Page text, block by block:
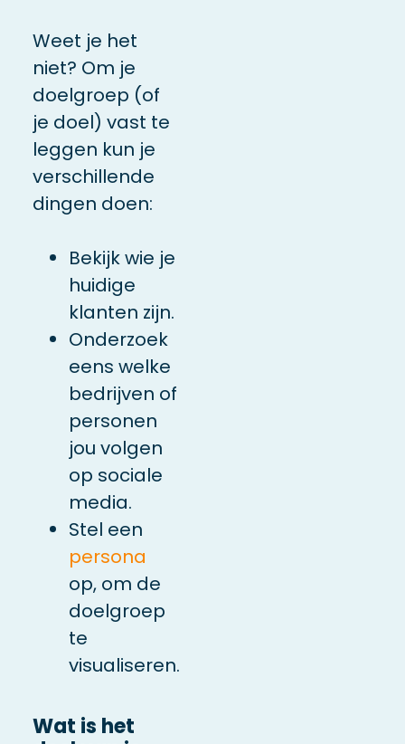
Weet je het
niet? Om je
doelgroep (of
je doel) vast te
leggen kun je
verschillende
dingen doen:
Bekijk wie je
huidige
klanten zijn.
Onderzoek
eens welke
bedrijven of
personen
jou volgen
op sociale
media.
Stel een
persona
op, om de
doelgroep
te
visualiseren.
Wat is het